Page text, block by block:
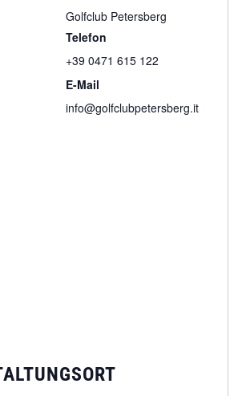
Golfclub Petersberg
Telefon
+39 0471 615 122
E-Mail
info@golfclubpetersberg.it